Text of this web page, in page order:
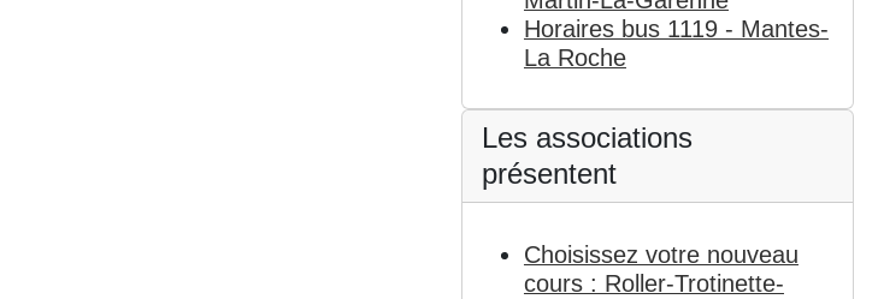
Horaires bus 1119 - Mantes-
La Roche
Les associations
présentent
Choisissez votre nouveau
cours : Roller-Trotinette-